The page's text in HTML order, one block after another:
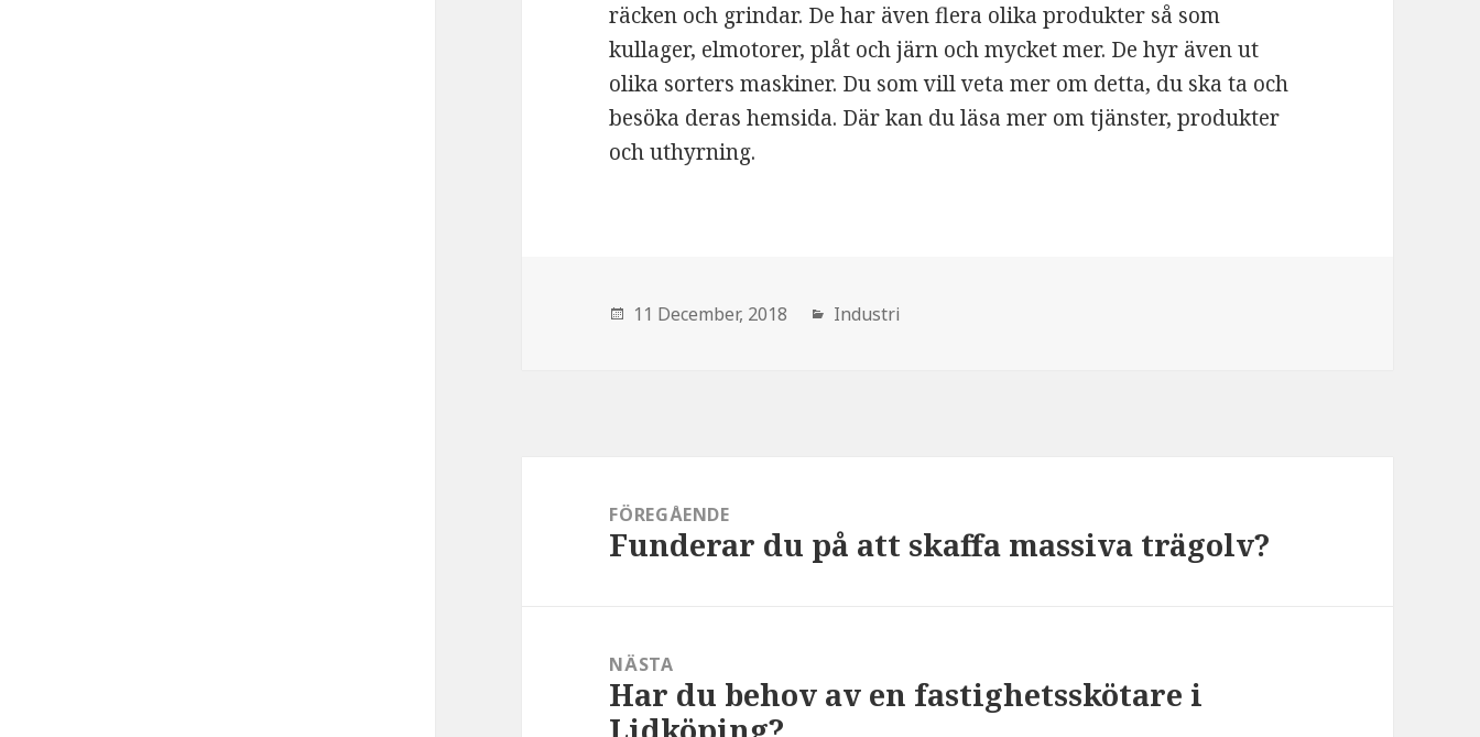
räcken och grindar. De har även flera olika produkter så som
kullager, elmotorer, plåt och järn och mycket mer. De hyr även ut
olika sorters maskiner. Du som vill veta mer om detta, du ska ta och
besöka deras hemsida. Där kan du läsa mer om tjänster, produkter
och uthyrning.
den
11 December, 2018 Industri
FÖREGÅENDE
:
Funderar du på att skaffa massiva trägolv?
NÄSTA
:
Har du behov av en fastighetsskötare i